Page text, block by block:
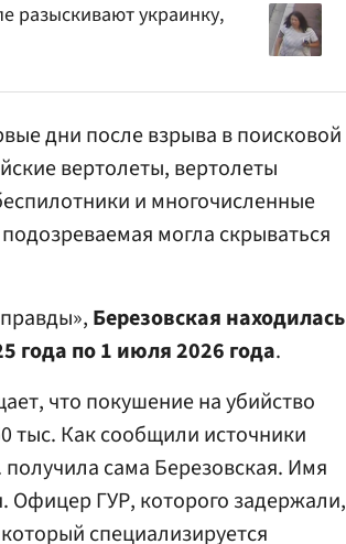
разыскивают украинку,
дни после взрыва в поисковой
вертолеты, вертолеты
и многочисленные
могла скрываться
Березовская находилась
года по 1 июля 2026 года.
что покушение на убийство
тыс. Как сообщили источники
сама Березовская. Имя
Офицер ГУР, которого задержали,
специализируется